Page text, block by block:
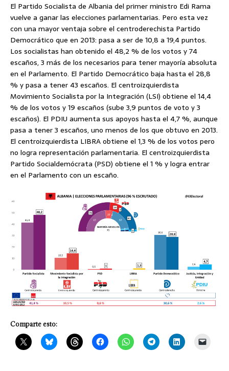
El Partido Socialista de Albania del primer ministro Edi Rama
vuelve a ganar las elecciones parlamentarias. Pero esta vez
con una mayor ventaja sobre el centroderechista Partido
Democrático que en 2013: pasa a ser de 10,8 a 19,4 puntos.
Los socialistas han obtenido el 48,2 % de los votos y 74
escaños, 3 más de los necesarios para tener mayoría absoluta
en el Parlamento. El Partido Democrático baja hasta el 28,8
% y pasa a tener 43 escaños. El centroizquierdista
Movimiento Socialista por la Integración (LSI) obtiene el 14,4
% de los votos y 19 escaños (sube 3,9 puntos de voto y 3
escaños). El PDIU aumenta sus apoyos hasta el 4,7 %, aunque
pasa a tener 3 escaños, uno menos de los que obtuvo en 2013.
El centroizquierdista LIBRA obtiene el 1,3 % de los votos pero
no logra representación parlamentaria. El centroizquierdista
Partido Socialdemócrata (PSD) obtiene el 1 % y logra entrar
en el Parlamento con un escaño.
Comparte esto: